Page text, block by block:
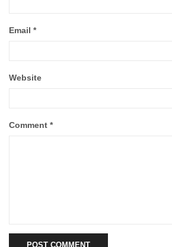
Email *
Website
Comment *